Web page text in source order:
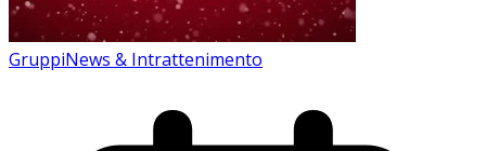
GruppiNews & Intrattenimento